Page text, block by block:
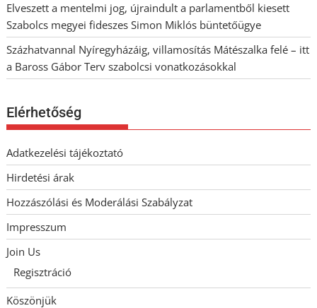
Elveszett a mentelmi jog, újraindult a parlamentből kiesett
Szabolcs megyei fideszes Simon Miklós büntetőügye
Százhatvannal Nyíregyházáig, villamosítás Mátészalka felé – itt
a Baross Gábor Terv szabolcsi vonatkozásokkal
Elérhetőség
Adatkezelési tájékoztató
Hirdetési árak
Hozzászólási és Moderálási Szabályzat
Impresszum
Join Us
Regisztráció
Köszönjük